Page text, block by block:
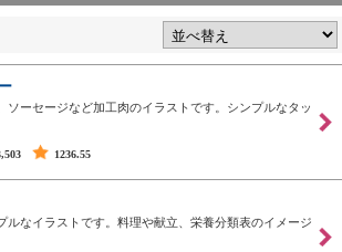
ソーセージなど加工肉のイラストです。シンプルなタッ
1236.55
ルなイラストです。料理や献立、栄養分類表のイメージ